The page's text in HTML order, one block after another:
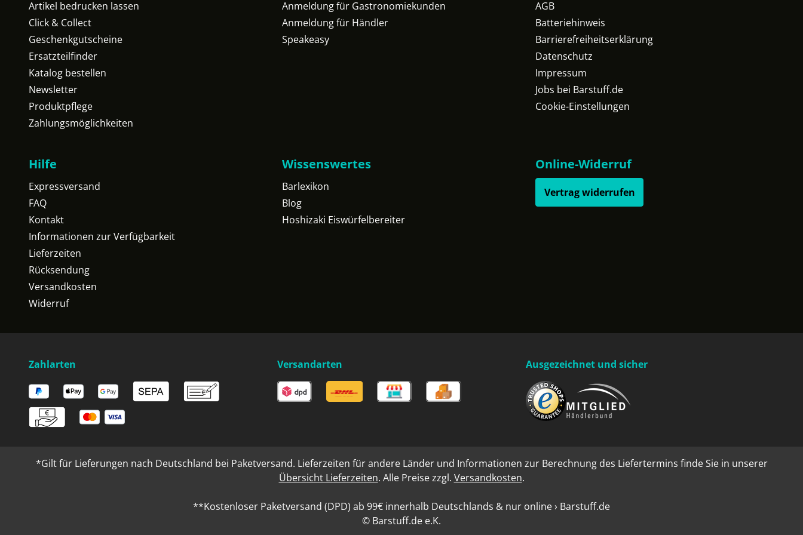
Artikel bedrucken lassen
Click & Collect
Geschenkgutscheine
Ersatzteilfinder
Katalog bestellen
Newsletter
Produktpflege
Zahlungsmöglichkeiten
Anmeldung für Gastronomiekunden
Anmeldung für Händler
Speakeasy
AGB
Batteriehinweis
Barrierefreiheitserklärung
Datenschutz
Impressum
Jobs bei Barstuff.de
Cookie-Einstellungen
Hilfe
Expressversand
FAQ
Kontakt
Informationen zur Verfügbarkeit
Lieferzeiten
Rücksendung
Versandkosten
Widerruf
Wissenswertes
Barlexikon
Blog
Hoshizaki Eiswürfelbereiter
Online-Widerruf
Vertrag widerrufen
Zahlarten Versandarten Ausgezeichnet und sicher
*Gilt für Lieferungen nach Deutschland bei Paketversand. Lieferzeiten für andere Länder und Informationen zur Berechnung des Liefertermins finde Sie in unserer
Übersicht Lieferzeiten. Alle Preise zzgl. Versandkosten.
**Kostenloser Paketversand (DPD) ab 99€ innerhalb Deutschlands & nur online › Barstuff.de
© Barstuff.de e.K.